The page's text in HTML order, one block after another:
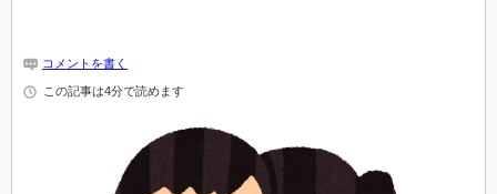
コメントを書く
この記事は4分で読めます